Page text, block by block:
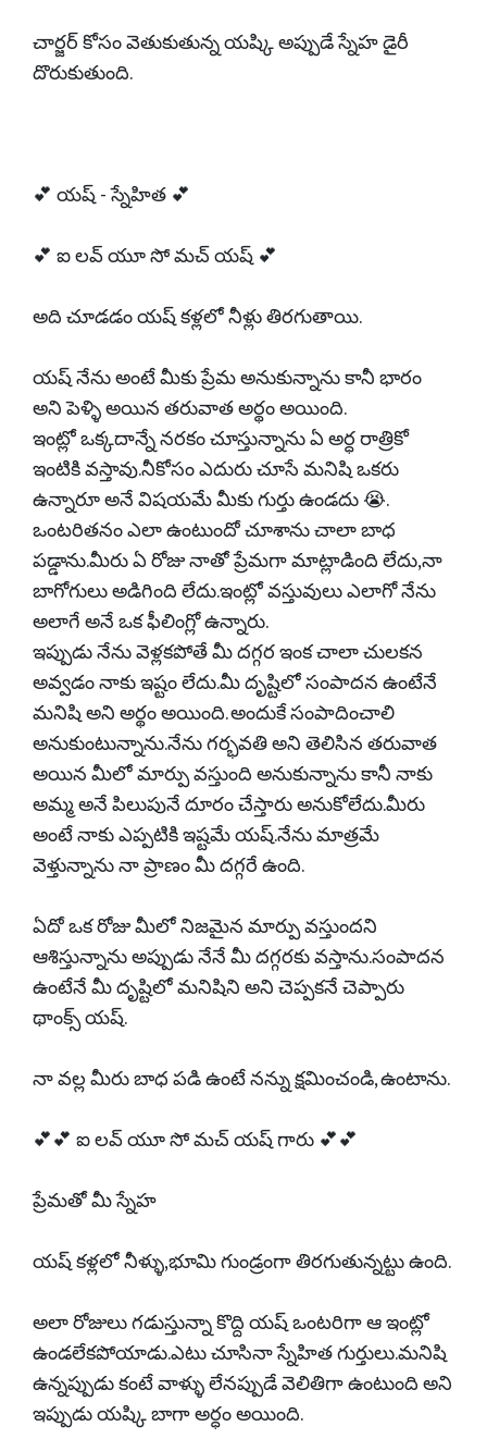
చార్జర్ కోసం వెతుకుతున్న యష్కి అప్పుడే స్నేహ డైరీ
దొరుకుతుంది.
💕 యష్ - స్నేహిత 💕
💕 ఐ లవ్ యూ సో మచ్ యష్ 💕
అది చూడడం యష్ కళ్లలో నీళ్లు తిరగుతాయి.
యష్ నేను అంటే మీకు ప్రేమ అనుకున్నాను కానీ భారం
అని పెళ్ళి అయిన తరువాత అర్థం అయింది.
ఇంట్లో ఒక్కదాన్నే నరకం చూస్తున్నాను ఏ అర్ధ రాత్రికో
ఇంటికి వస్తావు.నీకోసం ఎదురు చూసే మనిషి ఒకరు
ఉన్నారూ అనే విషయమే మీకు గుర్తు ఉండదు 😭.
ఒంటరితనం ఎలా ఉంటుందో చూశాను చాలా బాధ
పడ్డాను.మీరు ఏ రోజు నాతో ప్రేమగా మాట్లాడింది లేదు,నా
బాగోగులు అడిగింది లేదు.ఇంట్లో వస్తువులు ఎలాగో నేను
అలాగే అనే ఒక ఫీలింగ్లో ఉన్నారు.
ఇప్పుడు నేను వెళ్లకపోతే మీ దగ్గర ఇంక చాలా చులకన
అవ్వడం నాకు ఇష్టం లేదు.మీ దృష్టిలో సంపాదన ఉంటేనే
మనిషి అని అర్థం అయింది. అందుకే సంపాదించాలి
అనుకుంటున్నాను.నేను గర్భవతి అని తెలిసిన తరువాత
అయిన మీలో మార్పు వస్తుంది అనుకున్నాను కానీ నాకు
అమ్మ అనే పిలుపునే దూరం చేస్తారు అనుకోలేదు.మీరు
అంటే నాకు ఎప్పటికి ఇష్టమే యష్.నేను మాత్రమే
వెళ్తున్నాను నా ప్రాణం మీ దగ్గరే ఉంది.
ఏదో ఒక రోజు మీలో నిజమైన మార్పు వస్తుందని
ఆశిస్తున్నాను అప్పుడు నేనే మీ దగ్గరకు వస్తాను.సంపాదన
ఉంటేనే మీ దృష్టిలో మనిషిని అని చెప్పకనే చెప్పారు
థాంక్స్ యష్.
నా వల్ల మీరు బాధ పడి ఉంటే నన్ను క్షమించండి, ఉంటాను.
💕💕 ఐ లవ్ యూ సో మచ్ యష్ గారు 💕💕
ప్రేమతో మీ స్నేహ
యష్ కళ్లలో నీళ్ళు,భూమి గుండ్రంగా తిరగుతున్నట్టు ఉంది.
అలా రోజులు గడుస్తున్నా కొద్ది యష్ ఒంటరిగా ఆ ఇంట్లో
ఉండలేకపోయాడు.ఎటు చూసినా స్నేహిత గుర్తులు.మనిషి
ఉన్నప్పుడు కంటే వాళ్ళు లేనప్పుడే వెలితిగా ఉంటుంది అని
ఇప్పుడు యష్కి బాగా అర్ధం అయింది.